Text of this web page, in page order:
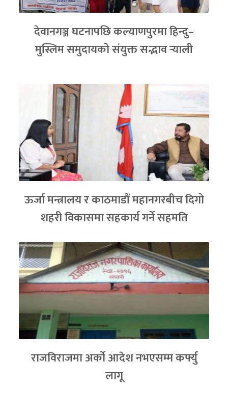
देवानगञ्ज घटनापछि कल्याणपुरमा हिन्दु–
मुस्लिम समुदायको संयुक्त सद्भाव र्‍याली
ऊर्जा मन्त्रालय र काठमाडौं महानगरबीच दिगो
शहरी विकासमा सहकार्य गर्ने सहमति
राजविराजमा अर्को आदेश नभएसम्म कर्फ्यु
लागू